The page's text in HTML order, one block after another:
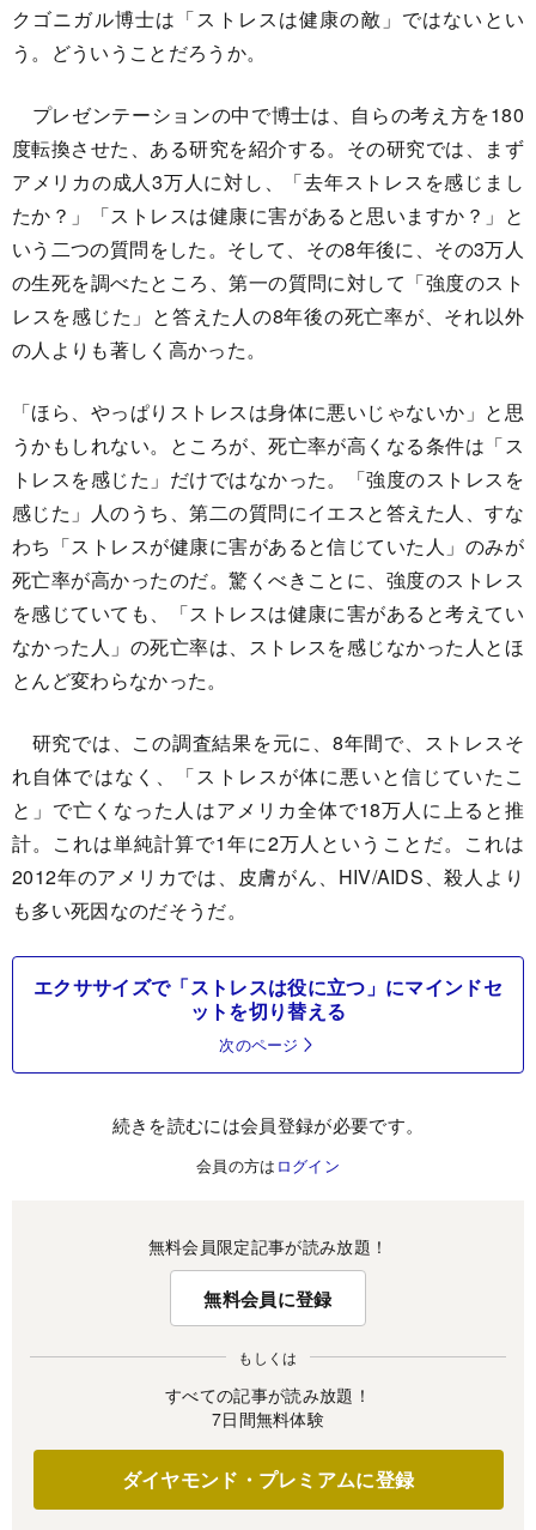
クゴニガル博士は「ストレスは健康の敵」ではないとい
う。どういうことだろうか。
プレゼンテーションの中で博士は、自らの考え方を180
度転換させた、ある研究を紹介する。その研究では、まず
アメリカの成人3万人に対し、「去年ストレスを感じまし
たか？」「ストレスは健康に害があると思いますか？」と
いう二つの質問をした。そして、その8年後に、その3万人
の生死を調べたところ、第一の質問に対して「強度のスト
レスを感じた」と答えた人の8年後の死亡率が、それ以外
の人よりも著しく高かった。
「ほら、やっぱりストレスは身体に悪いじゃないか」と思
うかもしれない。ところが、死亡率が高くなる条件は「ス
トレスを感じた」だけではなかった。「強度のストレスを
感じた」人のうち、第二の質問にイエスと答えた人、すな
わち「ストレスが健康に害があると信じていた人」のみが
死亡率が高かったのだ。驚くべきことに、強度のストレス
を感じていても、「ストレスは健康に害があると考えてい
なかった人」の死亡率は、ストレスを感じなかった人とほ
とんど変わらなかった。
研究では、この調査結果を元に、8年間で、ストレスそ
れ自体ではなく、「ストレスが体に悪いと信じていたこ
と」で亡くなった人はアメリカ全体で18万人に上ると推
計。これは単純計算で1年に2万人ということだ。これは
2012年のアメリカでは、皮膚がん、HIV/AIDS、殺人より
も多い死因なのだそうだ。
エクササイズで「ストレスは役に立つ」にマインドセ
ットを切り替える
次のページ
続きを読むには会員登録が必要です。
会員の方は ログイン
無料会員限定記事が読み放題！
無料会員に登録
もしくは
すべての記事が読み放題！
7日間無料体験
ダイヤモンド・プレミアムに登録